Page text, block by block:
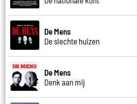
De Mens
De slechte huizen
De Mens
Denk aan mij